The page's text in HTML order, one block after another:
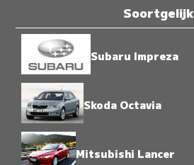
Soortgelijk
Subaru Impreza
Skoda Octavia
Mitsubishi Lancer